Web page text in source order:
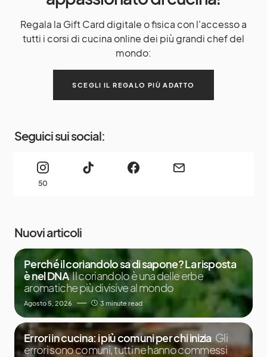
Regala la Gift Card digitale o fisica con l'accesso a
tutti i corsi di cucina online dei più grandi chef del
mondo:
SCEGLI IL REGALO PIÙ ADATTO
Seguici sui social:
50
Nuovi articoli
Perché il coriandolo sa di sapone? La risposta
è nel DNA Il coriandolo è una delle erbe
aromatiche più divisive al mondo
Agosto 5, 2026 3 minute read
Errori in cucina: i più comuni per chi inizia Gli
errori sono comuni, tutti ne hanno commessi